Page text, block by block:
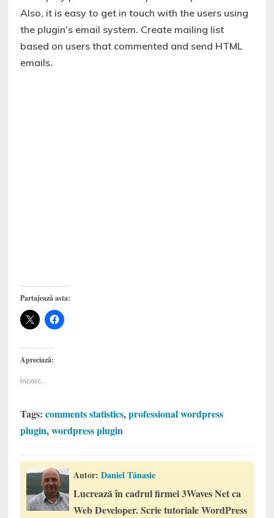
Also, it is easy to get in touch with the users using
the plugin’s email system. Create mailing list
based on users that commented and send HTML
emails.
Partajează asta:
Apreciază:
Încarc...
Tags:comments statistics,professional wordpress
plugin,wordpress plugin
Autor:Daniel Tănasie
Lucrează în cadrul firmei 3Waves Net ca
Web Developer. Scrie tutoriale WordPress